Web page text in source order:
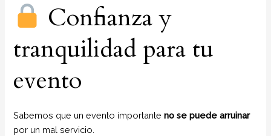
Confianza y
tranquilidad para tu
evento
Sabemos que un evento importanteno se puede arruinar
por un mal servicio.